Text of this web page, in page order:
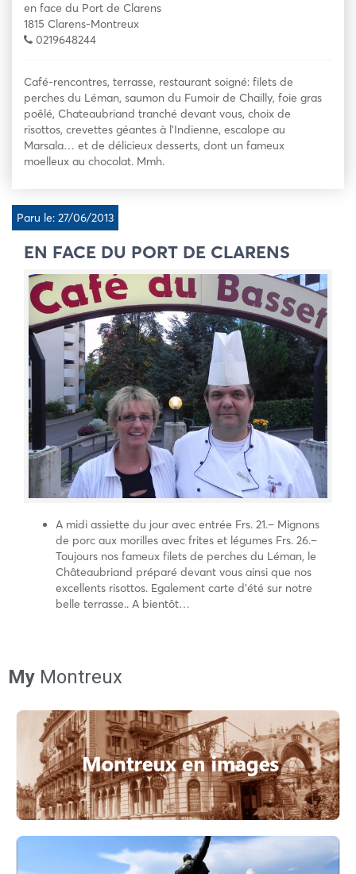
en face du Port de Clarens
1815 Clarens-Montreux
0219648244
Café-rencontres, terrasse, restaurant soigné: filets de
perches du Léman, saumon du Fumoir de Chailly, foie gras
poêlé, Chateaubriand tranché devant vous, choix de
risottos, crevettes géantes à l’Indienne, escalope au
Marsala… et de délicieux desserts, dont un fameux
moelleux au chocolat. Mmh.
Paru le: 27/06/2013
EN FACE DU PORT DE CLARENS
A midi assiette du jour avec entrée Frs. 21.– Mignons
de porc aux morilles avec frites et légumes Frs. 26.–
Toujours nos fameux filets de perches du Léman, le
Châteaubriand préparé devant vous ainsi que nos
excellents risottos. Egalement carte d’été sur notre
belle terrasse.. A bientôt…
My Montreux